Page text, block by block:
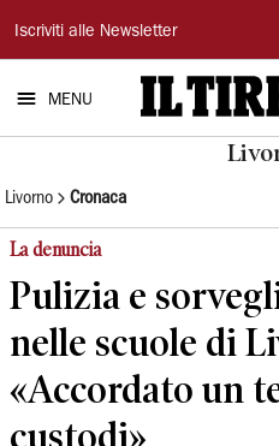
Il
Tirreno
Iscriviti alle Newsletter
MENU
Livorno Cronaca
La denuncia
Pulizia e
nelle scuole di
«Accordato un
custodi»